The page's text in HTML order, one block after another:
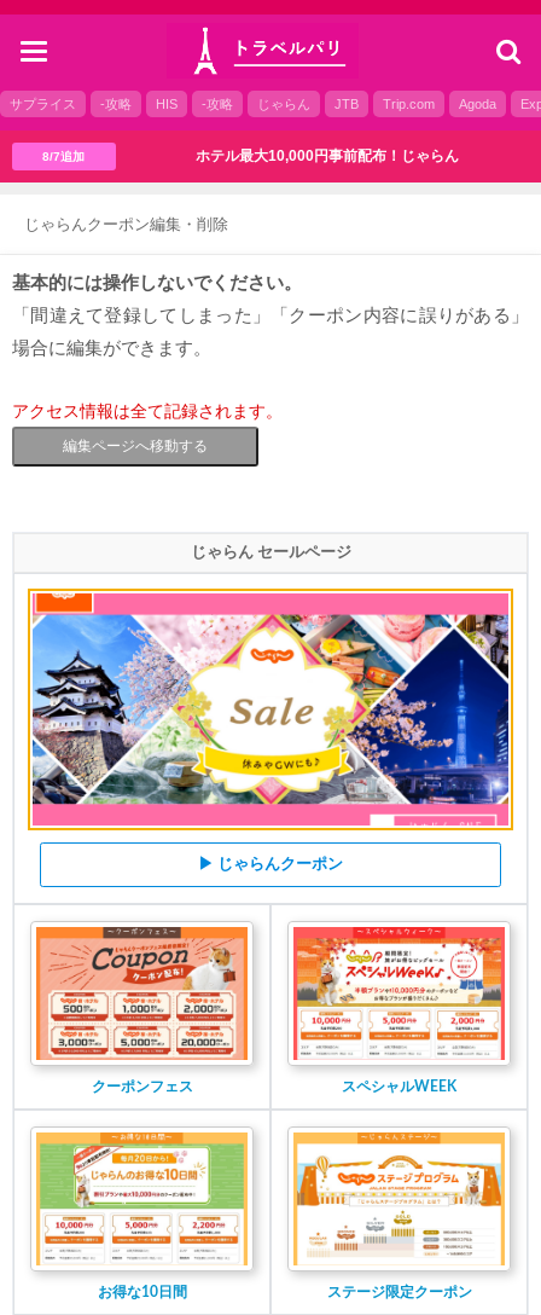
toggle
サプライス -攻略 HIS -攻略 じゃらん JTB Trip.com Agoda
8/7追加 ホテル最大10,000円事前配布！じゃらん
じゃらんクーポン編集・削除
基本的には操作しないでください。
「間違えて登録してしまった」「クーポン内容に誤りがある」
場合に編集ができます。
アクセス情報は全て記録されます。
編集ページへ移動する
じゃらん セールページ
▶ じゃらんクーポン
クーポンフェス スペシャルWEEK
お得な10日間 ステージ限定クーポン